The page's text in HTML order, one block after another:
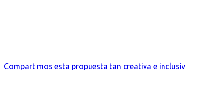
Compartimos esta propuesta tan creativa e inclusiv